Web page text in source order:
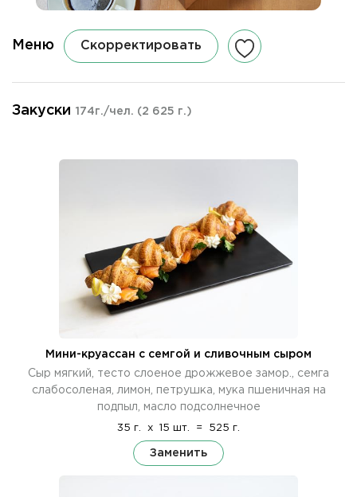
Меню Скорректировать
Закуски 174г./чел. (2 625 г.)
Мини-круассан с семгой и сливочным сыром
Сыр мягкий, тесто слоеное дрожжевое замор., семга
слабосоленая, лимон, петрушка, мука пшеничная на
подпыл, масло подсолнечное
35 г. x 15 шт. = 525 г.
Заменить